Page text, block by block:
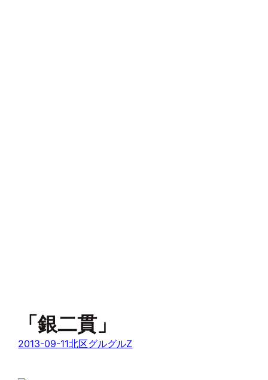
「銀二貫」
2013-09-11北区グルグルZ